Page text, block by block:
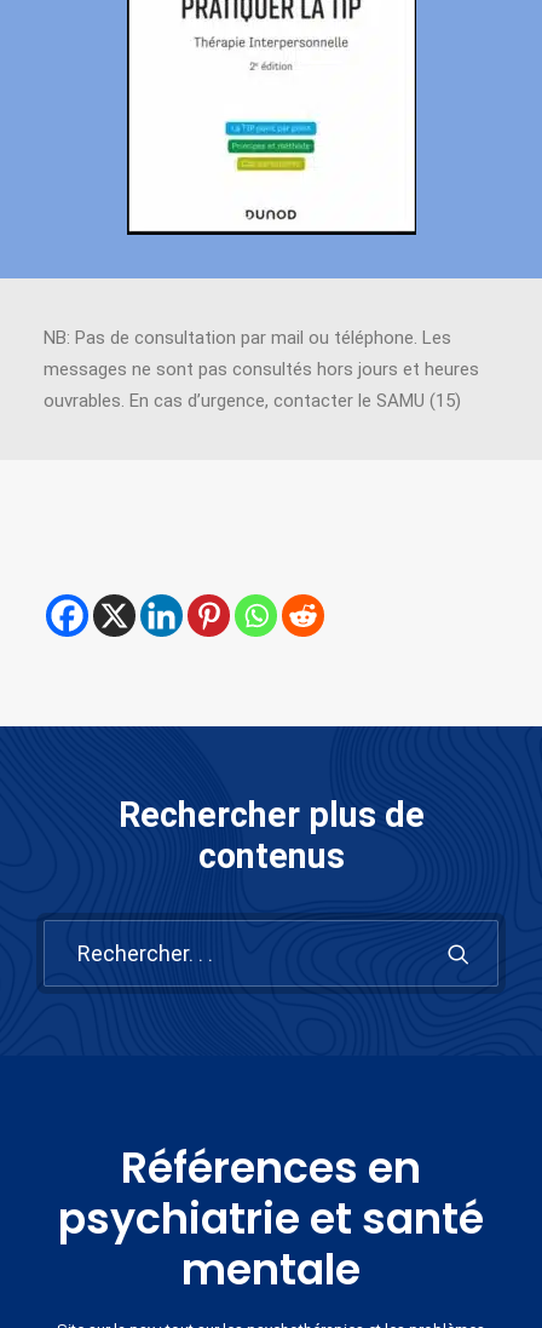
NB: Pas de consultation par mail ou téléphone. Les
messages ne sont pas consultés hors jours et heures
ouvrables. En cas d’urgence, contacter le SAMU (15)
Rechercher plus de
contenus
Références en
psychiatrie et santé
mentale